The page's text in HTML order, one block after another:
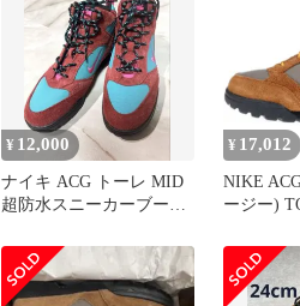
ティーカ
¥ 12,000
ナイキ ACG トーレ MID
超防水スニーカーブーツ
トドア
¥ 17,012
NIKE
ージー)
GREY ト
ーカン ア
グレー